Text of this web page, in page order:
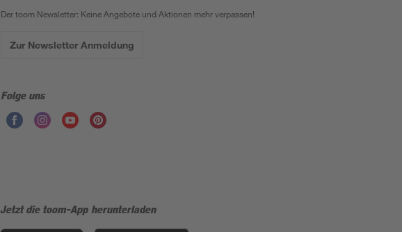
Der toom Newsletter: Keine Angebote und Aktionen mehr verpassen!
Zur Newsletter Anmeldung
Folge uns
Jetzt die toom-App herunterladen